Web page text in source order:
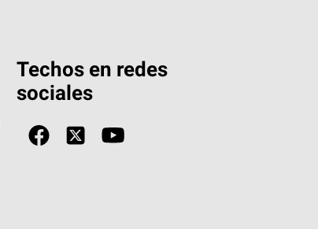
Techos en redes
sociales